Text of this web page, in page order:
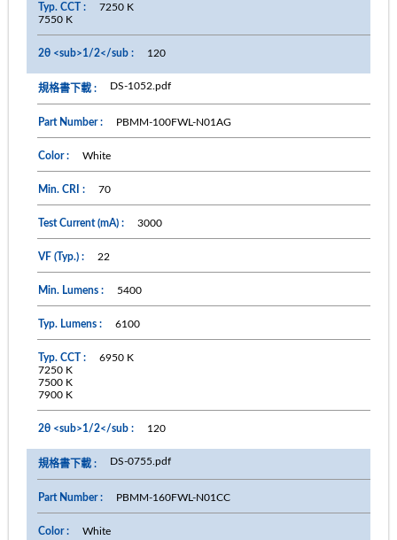
7250 K
7550 K
120
DS-1052.pdf
PBMM-100FWL-N01AG
White
70
3000
22
5400
6100
6950 K
7250 K
7500 K
7900 K
120
DS-0755.pdf
PBMM-160FWL-N01CC
White